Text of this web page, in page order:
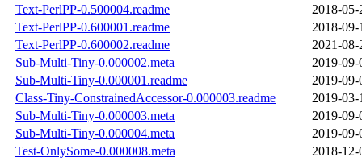
Text-PerlPP-0.500004.readme
2018-05-
Text-PerlPP-0.600001.readme
2018-09-
Text-PerlPP-0.600002.readme
2021-08-
Sub-Multi-Tiny-0.000002.meta
2019-09-
Sub-Multi-Tiny-0.000001.readme
2019-09-
Class-Tiny-ConstrainedAccessor-0.000003.readme
2019-03-
Sub-Multi-Tiny-0.000003.meta
2019-09-
Sub-Multi-Tiny-0.000004.meta
2019-09-
Test-OnlySome-0.000008.meta
2018-12-